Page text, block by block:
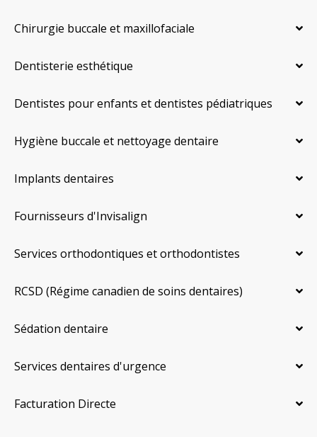
Chirurgie buccale et maxillofaciale
Dentisterie esthétique
Dentistes pour enfants et dentistes pédiatriques
Hygiène buccale et nettoyage dentaire
Implants dentaires
Fournisseurs d'Invisalign
Services orthodontiques et orthodontistes
RCSD (Régime canadien de soins dentaires)
Sédation dentaire
Services dentaires d'urgence
Facturation Directe